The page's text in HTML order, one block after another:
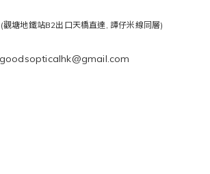
(觀塘地鐵站B2出口天橋直達, 譚仔米線同層)